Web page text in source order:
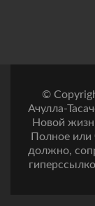
©
Ачулла-
Новой
Полное или
должно,